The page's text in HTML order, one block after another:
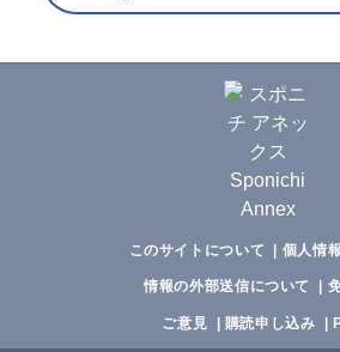
このサイトについて 個人情
情報の外部送信について
ご意見 購読申し込み